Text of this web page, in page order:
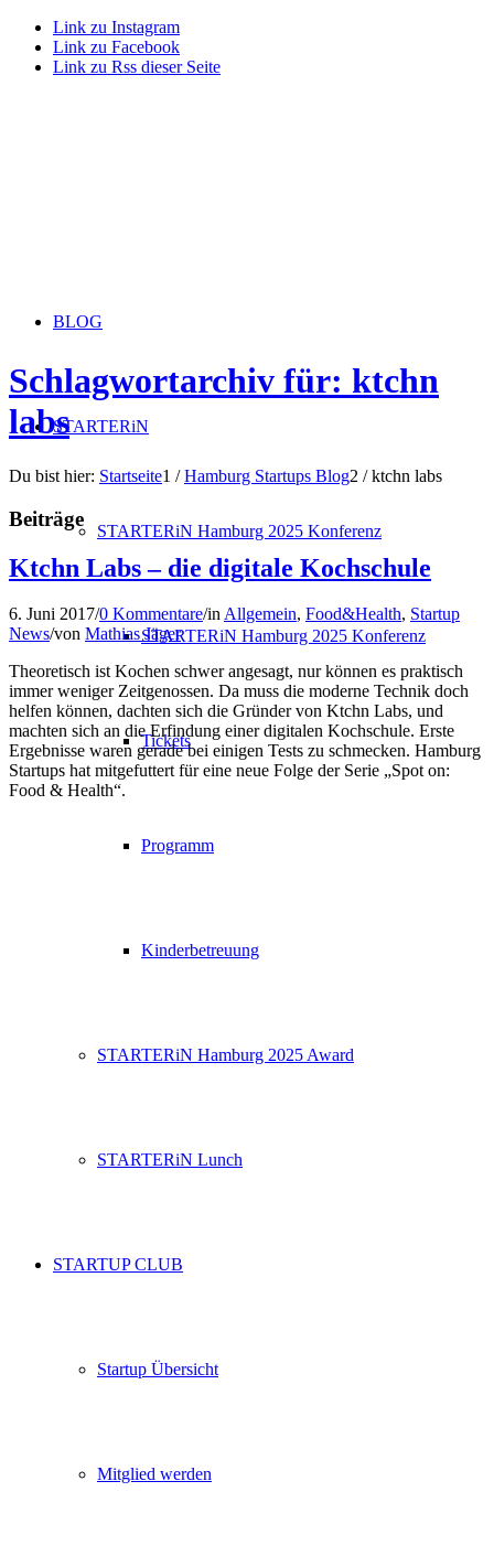
Link zu Instagram
Link zu Facebook
Link zu Rss dieser Seite
BLOG
STARTERiN
STARTERiN Hamburg 2025 Konferenz
STARTERiN Hamburg 2025 Konferenz
Tickets
Programm
Kinderbetreuung
STARTERiN Hamburg 2025 Award
STARTERiN Lunch
STARTUP CLUB
Startup Übersicht
Mitglied werden
Schlagwortarchiv für: ktchn
labs
Du bist hier: Startseite1 / Hamburg Startups Blog2 / ktchn labs
Beiträge
Ktchn Labs – die digitale Kochschule
6. Juni 2017/0 Kommentare/inAllgemein, Food&Health, Startup
News/von Mathias Jäger
Theoretisch ist Kochen schwer angesagt, nur können es praktisch
immer weniger Zeitgenossen. Da muss die moderne Technik doch
helfen können, dachten sich die Gründer von Ktchn Labs, und
machten sich an die Erfindung einer digitalen Kochschule. Erste
Ergebnisse waren gerade bei einigen Tests zu schmecken. Hamburg
Startups hat mitgefuttert für eine neue Folge der Serie „Spot on:
Food & Health“.